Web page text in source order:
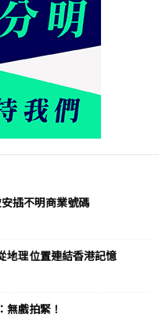
插不明商業號碼
地理位置連結香港記憶
戲拍緊！